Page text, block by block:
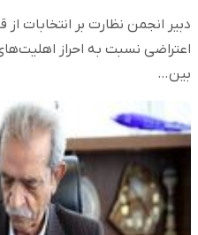
اعتراضی نسبت به احراز
بین…